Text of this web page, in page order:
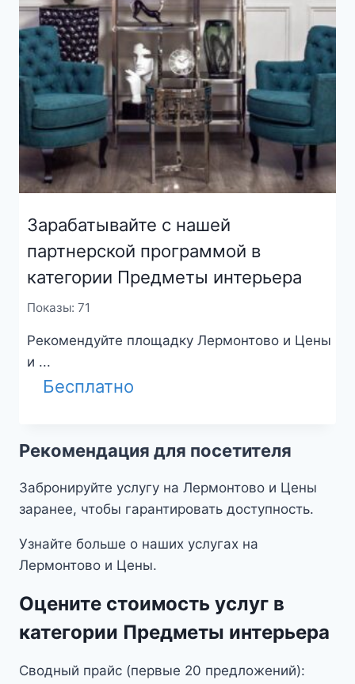
Зарабатывайте с нашей
партнерской программой в
категории Предметы интерьера
Показы: 71
Рекомендуйте площадку Лермонтово и Цены
и ...
Бесплатно
Рекомендация для посетителя
Забронируйте услугу на Лермонтово и Цены
заранее, чтобы гарантировать доступность.
Узнайте больше о наших услугах на
Лермонтово и Цены.
Оцените стоимость услуг в
категории Предметы интерьера
Сводный прайс (первые 20 предложений):